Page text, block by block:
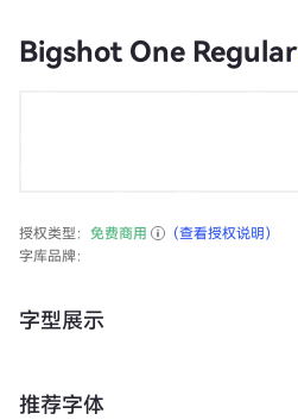
Bigshot One Regular
授权类型： 免费商用
（查看授权说明）
字库品牌：
字型展示
推荐字体